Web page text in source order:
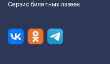
Сервис билетных лазеек